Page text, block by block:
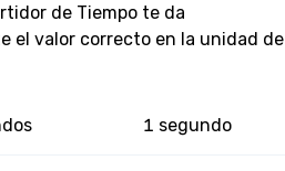
de Tiempo te da
el valor correcto en la unidad de
1 segundo